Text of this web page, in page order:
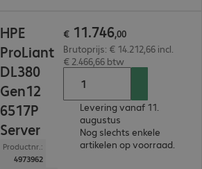
HPE
ProLiant
DL380
Gen12
6517P
Server
Productnr.:
4973962
€ 11.746,00
Brutoprijs: € 14.212,66 incl.
€ 2.466,66 btw
Levering vanaf 11.
augustus
Nog slechts enkele
artikelen op voorraad.